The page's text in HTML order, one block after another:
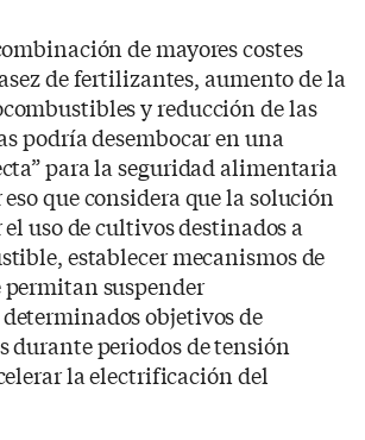
de mayores costes
de fertilizantes, aumento de la
y reducción de las
podría desembocar en una
para la seguridad alimentaria
que considera que la solución
uso de cultivos destinados a
establecer mecanismos de
suspender
objetivos de
durante periodos de tensión
la electrificación del